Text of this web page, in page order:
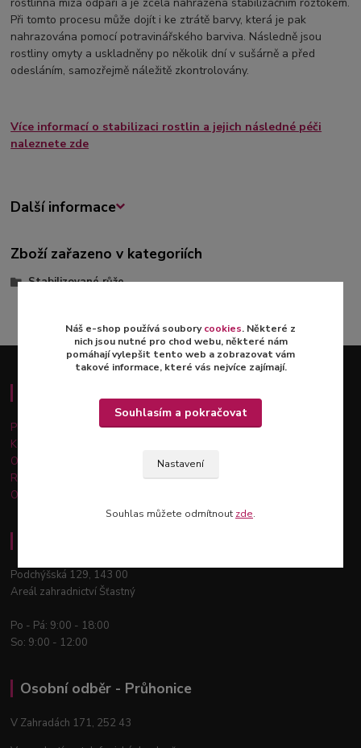
Při tomto procesu může dojít i ke ztrátě barvy, která je pak
nahrazována pomocí potravinářského barviva. Následně jsou
rostliny omyty a uskladněny po několik dní v sušárně a před
odesláním, samozřejmě náležitě zkontrolovány.
Více informací o stabilizaci rostlin a jejich následné péči
naleznete zde
Další informace
Zboží zařazeno v kategoriích
Stabilizované růže
Platba a doprava
Kontakty
Obchodní podmínky
Reklamace a vrácení zboží
Ochrana osobních údajů
Podchýšská 129, 143 00
Areál zahradnictví Šťastný
Po - Pá: 9:00 - 18:00
So: 9:00 - 12:00
Osobní odběr - Průhonice
V Zahradách 171, 252 43
Náš e-shop používá souborycookies. Některé z
nich jsou nutné pro chod webu, některé nám
pomáhají vylepšit tento web a zobrazovat vám
takové informace, které vás nejvíce zajímají.
Nastavení
Souhlasím a pokračovat
Souhlas můžete odmítnout zde.